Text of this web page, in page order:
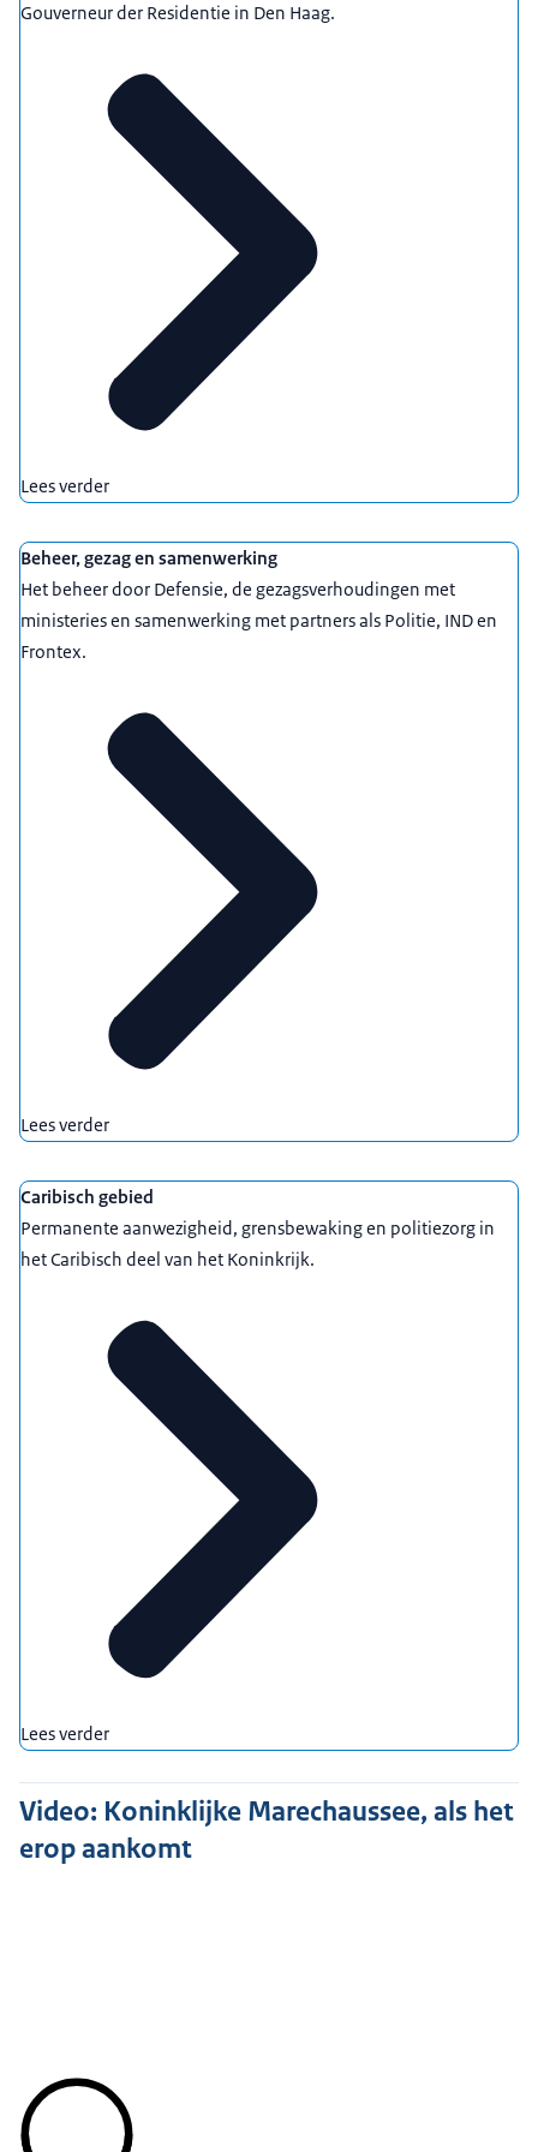
Gouverneur der Residentie in Den Haag.
Lees verder
Beheer, gezag en samenwerking
Het beheer door Defensie, de gezagsverhoudingen met
ministeries en samenwerking met partners als Politie, IND en
Frontex.
Lees verder
Caribisch gebied
Permanente aanwezigheid, grensbewaking en politiezorg in
het Caribisch deel van het Koninkrijk.
Lees verder
Video: Koninklijke Marechaussee, als het
erop aankomt